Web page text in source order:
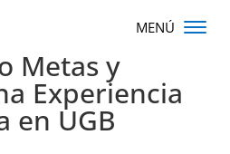
Metas y
Experiencia
en UGB